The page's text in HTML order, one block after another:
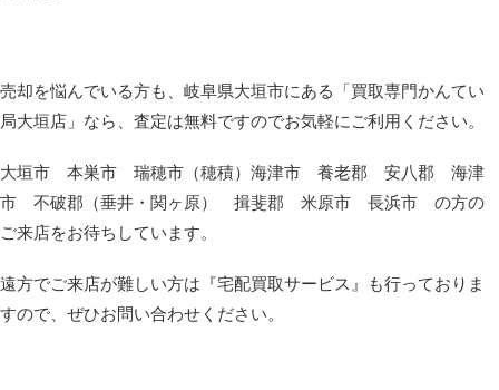
売却を悩んでいる方も、岐阜県大垣市にある「買取専門かんてい
局大垣店」なら、査定は無料ですのでお気軽にご利用ください。
大垣市 本巣市 瑞穂市（穂積）海津市 養老郡 安八郡 海津
市 不破郡（垂井・関ヶ原） 揖斐郡 米原市 長浜市 の方の
ご来店をお待ちしています。
遠方でご来店が難しい方は『宅配買取サービス』も行っておりま
すので、ぜひお問い合わせください。